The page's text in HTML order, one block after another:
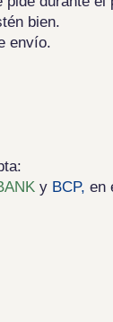
bien.
envío.
y BCP, en